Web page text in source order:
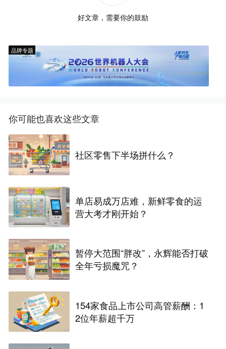
好文章，需要你的鼓励
品牌专题
你可能也喜欢这些文章
社区零售下半场拼什么？
单店易成万店难，新鲜零食的运
营大考才刚开始？
暂停大范围“胖改”，永辉能否打破
全年亏损魔咒？
154家食品上市公司高管薪酬：1
2位年薪超千万